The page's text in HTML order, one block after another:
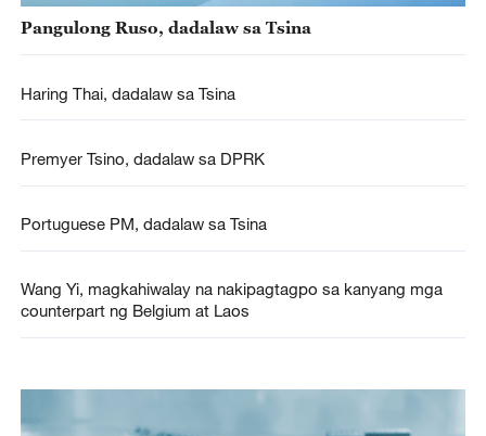
Pangulong Ruso, dadalaw sa Tsina
Haring Thai, dadalaw sa Tsina
Premyer Tsino, dadalaw sa DPRK
Portuguese PM, dadalaw sa Tsina
Wang Yi, magkahiwalay na nakipagtagpo sa kanyang mga
counterpart ng Belgium at Laos